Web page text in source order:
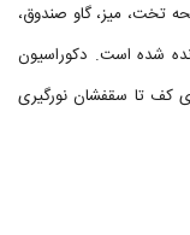
تخت، میز، گاو صندوق،
شده است. دکوراسیون
کف تا سقفشان نورگیری